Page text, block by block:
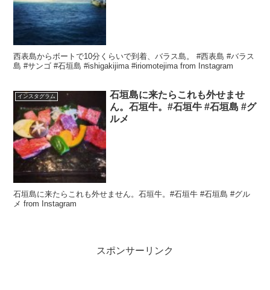
西表島からボートで10分くらいで到着、バラス島。 #西表島 #バラス
島 #サンゴ #石垣島 #ishigakijima #iriomotejima from Instagram
インスタグラム
石垣島に来たらこれも外せませ
ん。石垣牛。#石垣牛 #石垣島 #グ
ルメ
石垣島に来たらこれも外せません。石垣牛。#石垣牛 #石垣島 #グル
メ from Instagram
スポンサーリンク